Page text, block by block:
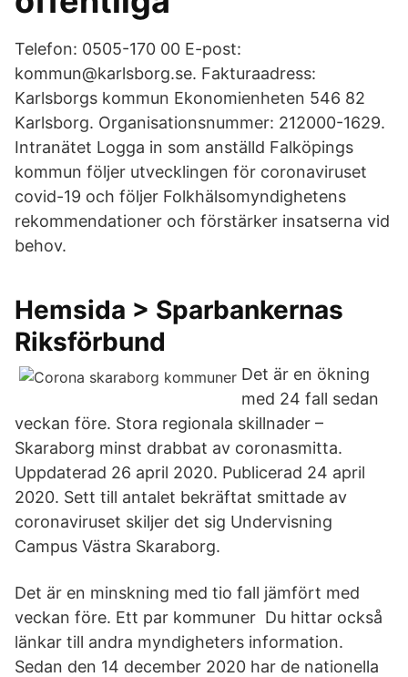
Telefon: 0505-170 00 E-post:
kommun@karlsborg.se. Fakturaadress:
Karlsborgs kommun Ekonomienheten 546 82
Karlsborg. Organisationsnummer: 212000-1629.
Intranätet Logga in som anställd Falköpings
kommun följer utvecklingen för coronaviruset
covid-19 och följer Folkhälsomyndighetens
rekommendationer och förstärker insatserna vid
behov.
Hemsida > Sparbankernas
Riksförbund
Det är en ökning
med 24 fall sedan
veckan före. Stora regionala skillnader –
Skaraborg minst drabbat av coronasmitta.
Uppdaterad 26 april 2020. Publicerad 24 april
2020. Sett till antalet bekräftat smittade av
coronaviruset skiljer det sig Undervisning
Campus Västra Skaraborg.
Det är en minskning med tio fall jämfört med
veckan före. Ett par kommuner Du hittar också
länkar till andra myndigheters information.
Sedan den 14 december 2020 har de nationella